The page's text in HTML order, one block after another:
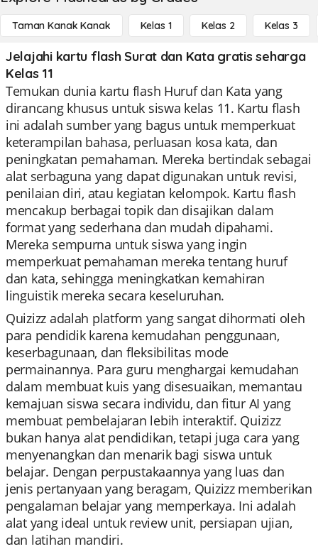
Taman Kanak Kanak Kelas 1 Kelas 2 Kelas 3
Jelajahi kartu flash Surat dan Kata gratis seharga
Kelas 11
Temukan dunia kartu flash Huruf dan Kata yang
dirancang khusus untuk siswa kelas 11. Kartu flash
ini adalah sumber yang bagus untuk memperkuat
keterampilan bahasa, perluasan kosa kata, dan
peningkatan pemahaman. Mereka bertindak sebagai
alat serbaguna yang dapat digunakan untuk revisi,
penilaian diri, atau kegiatan kelompok. Kartu flash
mencakup berbagai topik dan disajikan dalam
format yang sederhana dan mudah dipahami.
Mereka sempurna untuk siswa yang ingin
memperkuat pemahaman mereka tentang huruf
dan kata, sehingga meningkatkan kemahiran
linguistik mereka secara keseluruhan.
Quizizz adalah platform yang sangat dihormati oleh
para pendidik karena kemudahan penggunaan,
keserbagunaan, dan fleksibilitas mode
permainannya. Para guru menghargai kemudahan
dalam membuat kuis yang disesuaikan, memantau
kemajuan siswa secara individu, dan fitur AI yang
membuat pembelajaran lebih interaktif. Quizizz
bukan hanya alat pendidikan, tetapi juga cara yang
menyenangkan dan menarik bagi siswa untuk
belajar. Dengan perpustakaannya yang luas dan
jenis pertanyaan yang beragam, Quizizz memberikan
pengalaman belajar yang memperkaya. Ini adalah
alat yang ideal untuk review unit, persiapan ujian,
dan latihan mandiri.